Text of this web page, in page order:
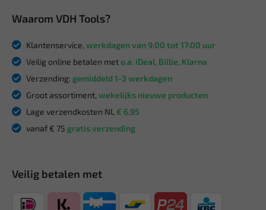
Waarom VDH Tools?
Klantenservice, werkdagen van 9:00 tot 17:00 uur
Veilig online betalen meto.a. iDeal, Billie, Klarna
Verzending: gemiddeld 1-3 werkdagen
Groot assortiment, wekelijks nieuwe producten
Lage verzendkosten NL € 6,95
vanaf € 75 gratis verzending
Veilig betalen met